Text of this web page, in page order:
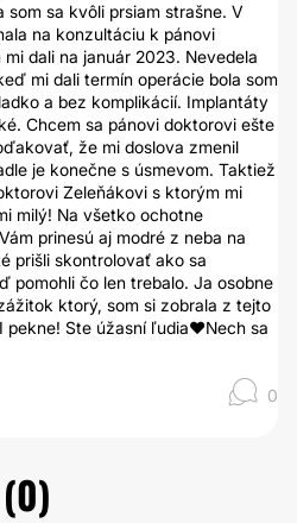
som sa kvôli prsiam strašne. V
na konzultáciu k pánovi
dali na január 2023. Nevedela
mi dali termín operácie bola som
a bez komplikácií. Implantáty
Chcem sa pánovi doktorovi ešte
že mi doslova zmenil
je konečne s úsmevom. Taktiež
Zeleňákovi s ktorým mi
milý! Na všetko ochotne
prinesú aj modré z neba na
prišli skontrolovať ako sa
pomohli čo len trebalo. Ja osobne
ktorý, som si zobrala z tejto
pekne! Ste úžasní ľudia❤️Nech sa
0
0)